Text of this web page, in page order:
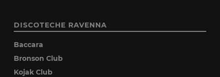
DISCOTECHE RAVENNA
Baccara
Bronson Club
Kojak Club